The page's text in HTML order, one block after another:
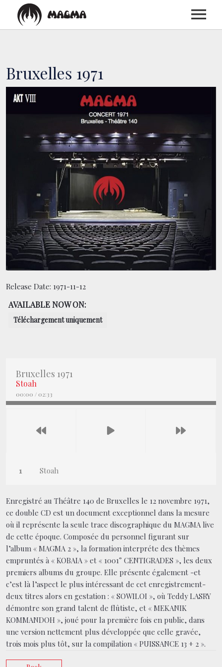
BIOGRAPHIE
DISCOGRAPHIE
CONCERTS
MEDIAS
CONTACT
BOUTIQUE
Bruxelles 1971
Release Date: 1971-11-12
AVAILABLE NOW ON:
Téléchargement uniquement
Stoah
Bruxelles 1971
Stoah
00:00 / 02:33
Enregistré au Théâtre 140 de Bruxelles le 12 novembre 1971,
ce double CD est un document exceptionnel dans la mesure
où il représente la seule trace discographique du MAGMA live
de cette époque. Composée du personnel figurant sur
l’album « MAGMA 2 », la formation interpréte des thèmes
empruntés à « KOBAIA » et « 1001° CENTIGRADES », les deux
premiers albums du groupe. Elle présente également -et
c’est là l’aspect le plus intéressant de cet enregistrement-
deux titres alors en gestation : « SOWILOI », où Teddy LASRY
démontre son grand talent de flûtiste, et « MEKANIK
KOMMANDOH », joué pour la première fois en public, dans
une version nettement plus développée que celle gravée,
trois mois plus tôt, sur la compilation « PUISSANCE 13 + 2 ».